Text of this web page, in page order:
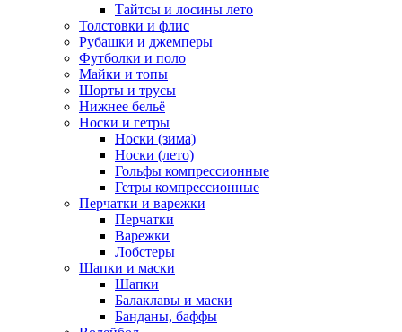
Тайтсы и лосины лето
Толстовки и флис
Рубашки и джемперы
Футболки и поло
Майки и топы
Шорты и трусы
Нижнее бельё
Носки и гетры
Носки (зима)
Носки (лето)
Гольфы компрессионные
Гетры компрессионные
Перчатки и варежки
Перчатки
Варежки
Лобстеры
Шапки и маски
Шапки
Балаклавы и маски
Банданы, баффы